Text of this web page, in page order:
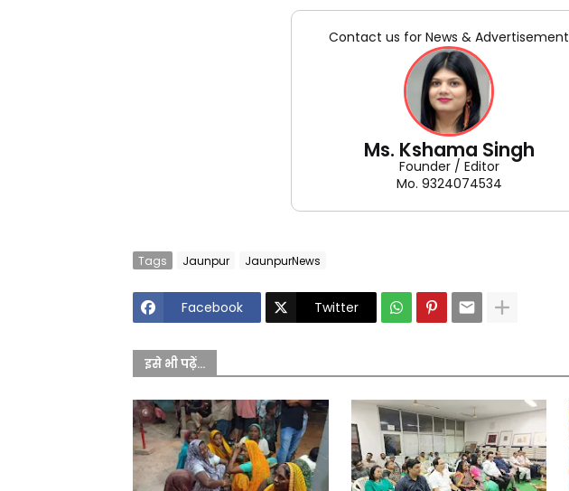
Contact us for News & Advertisement
Ms. Kshama Singh
Founder / Editor
Mo. 9324074534
Tags Jaunpur JaunpurNews
Facebook Twitter
इसे भी पढ़ें...